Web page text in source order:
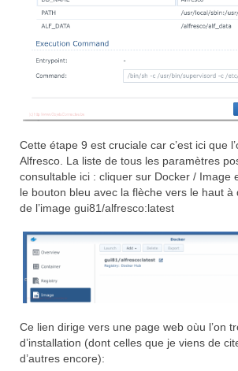
Cette étape 9 est cruciale car c’est ici que
Alfresco. La liste de tous les paramètres
consultable ici : cliquer sur Docker / Image
le bouton bleu avec la flèche vers le haut à
de l’image gui81/alfresco:latest
Ce lien dirige vers une page web oùu l’on
d’installation (dont celles que je viens de
d’autres encore):